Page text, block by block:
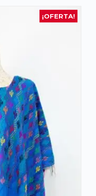
¡OFERTA!